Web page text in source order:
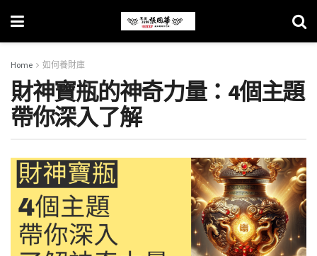
Home 如何養財庫
財神寶瓶的神奇力量：4個主題
帶你深入了解